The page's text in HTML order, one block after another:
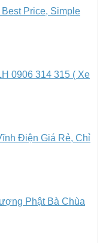
Price, Simple
0906 314 315 ( Xe
Điện Giá Rẻ, Chỉ
Phật Bà Chùa